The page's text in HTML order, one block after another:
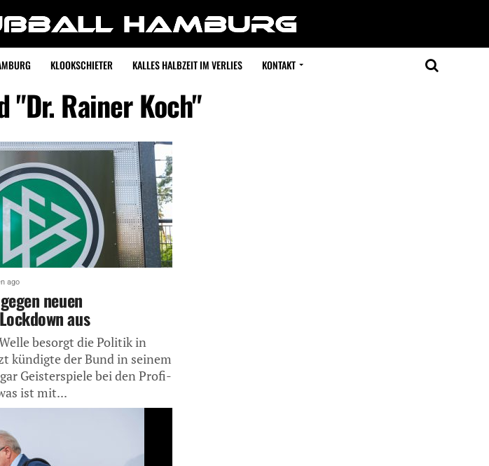
KLOOKSCHIETER KALLES HALBZEIT IM VERLIES KONTAKT
"Dr. Rainer Koch"
ago
neuen
aus
besorgt die Politik in
kündigte der Bund in seinem
Geisterspiele bei den Profi-
ist mit...